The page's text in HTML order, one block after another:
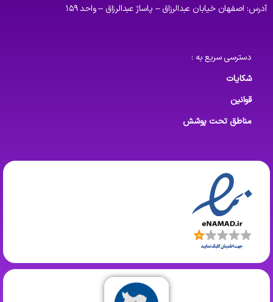
آدرس: اصفهان خیابان عبدالرزاق – پاساژ عبدالرزاق – واحد ۱۵۹
دسترسی سریع به :
شکایات
قوانین
مناطق تحت پوشش